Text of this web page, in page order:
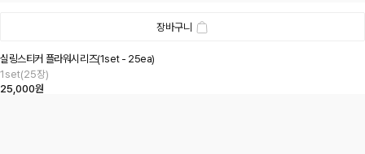
장바구니
실링스티커 플라워시리즈(1set - 25ea)
1set(25장)
25,000원